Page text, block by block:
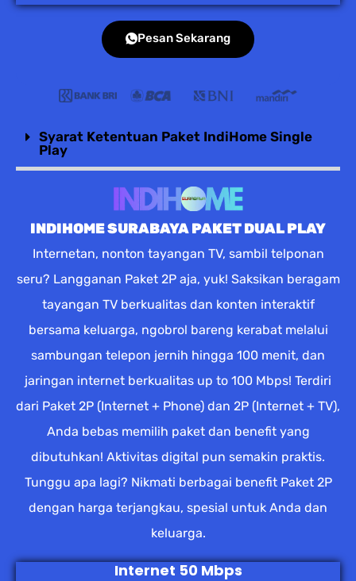
Pesan Sekarang
Syarat Ketentuan Paket IndiHome Single
Play
INDIHOME SURABAYA PAKET DUAL PLAY
Internetan, nonton tayangan TV, sambil telponan
seru? Langganan Paket 2P aja, yuk! Saksikan beragam
tayangan TV berkualitas dan konten interaktif
bersama keluarga, ngobrol bareng kerabat melalui
sambungan telepon jernih hingga 100 menit, dan
jaringan internet berkualitas up to 100 Mbps! Terdiri
dari Paket 2P (Internet + Phone) dan 2P (Internet + TV),
Anda bebas memilih paket dan benefit yang
dibutuhkan! Aktivitas digital pun semakin praktis.
Tunggu apa lagi? Nikmati berbagai benefit Paket 2P
dengan harga terjangkau, spesial untuk Anda dan
keluarga.
Internet 50 Mbps